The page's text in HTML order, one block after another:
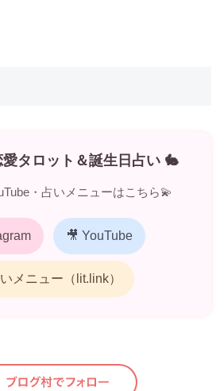
タロット＆誕生日占い 🐇
・占いメニューはこちら💫
🎥 YouTube
メニュー（lit.link）